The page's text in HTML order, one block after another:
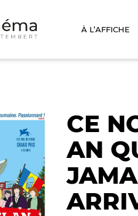
À L’AFFICHE
CE
AN